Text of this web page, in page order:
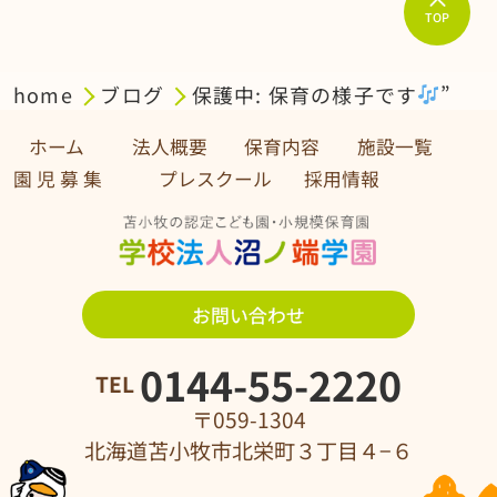
TOP
home ブログ 保護中: 保育の様子です ”
ホーム 法人概要 保育内容
施設一覧
園 児 募 集 プレスクール
採用情報
お問い合わせ
TEL 0144-55-2220
〒059-1304
北海道苫小牧市北栄町３丁目４−６